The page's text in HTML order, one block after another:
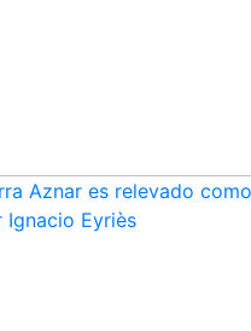
Aznar es relevado
Eyriès